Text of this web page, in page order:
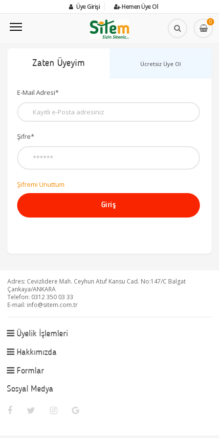
Üye Girişi Hemen Üye Ol
0
Zaten Üyeyim Ücretsiz Üye Ol
E-Mail Adresi*
Şifre*
Şifremi Unuttum
Giriş
Adres: Cevizlidere Mah. Ceyhun Atuf Kansu Cad. No:147/C Balgat
Çankaya/ANKARA
Telefon: 0312 350 03 33
E-mail: info@sitem.com.tr
Üyelik İşlemleri
Hakkımızda
Formlar
Sosyal Medya